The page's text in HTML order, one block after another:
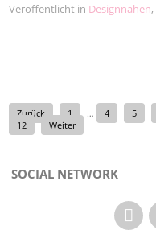
Veröffentlicht in Designnähen,
Zurück 1 … 4 5
12
Weiter
SOCIAL NETWORK